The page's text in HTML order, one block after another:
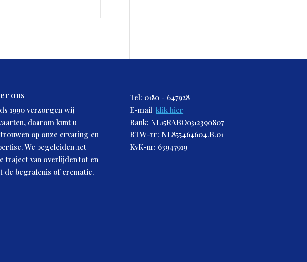
ons
1990 verzorgen wij
daarom kunt u
op onze ervaring en
We begeleiden het
traject van overlijden tot en
de begrafenis of crematie.
Tel: 0180 - 647928
E-mail:klik hier
Bank: NL15RABO0312390807
BTW-nr: NL855464604.B.01
KvK-nr: 63947919